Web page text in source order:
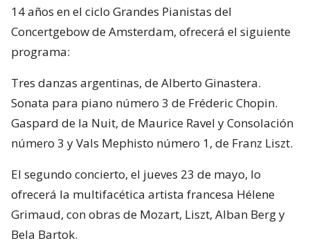
14 años en el ciclo Grandes Pianistas del
Concertgebow de Amsterdam, ofrecerá el siguiente
programa:
Tres danzas argentinas, de Alberto Ginastera.
Sonata para piano número 3 de Fréderic Chopin.
Gaspard de la Nuit, de Maurice Ravel y Consolación
número 3 y Vals Mephisto número 1, de Franz Liszt.
El segundo concierto, el jueves 23 de mayo, lo
ofrecerá la multifacética artista francesa Hélene
Grimaud, con obras de Mozart, Liszt, Alban Berg y
Bela Bartok.